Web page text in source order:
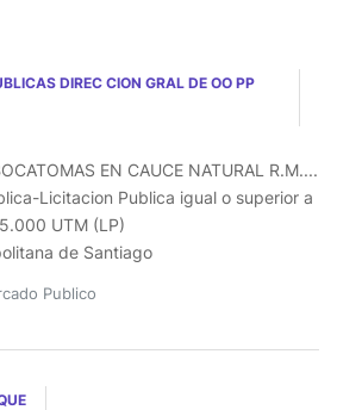
DIREC CION GRAL DE OO PP
EN CAUCE NATURAL R.M....
Licitacion Publica igual o superior a
UTM (LP)
de Santiago
Publico